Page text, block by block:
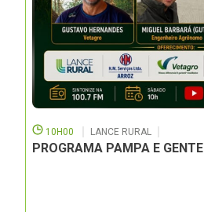
10H00 LANCE RURAL
PROGRAMA PAMPA E GENTE